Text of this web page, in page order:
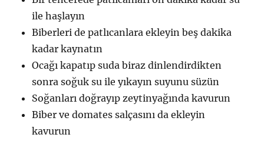
ile haşlayın
Biberleri de patlıcanlara ekleyin beş dakika
kadar kaynatın
Ocağı kapatıp suda biraz dinlendirdikten
sonra soğuk su ile yıkayın suyunu süzün
Soğanları doğrayıp zeytinyağında kavurun
Biber ve domates salçasını da ekleyin
kavurun